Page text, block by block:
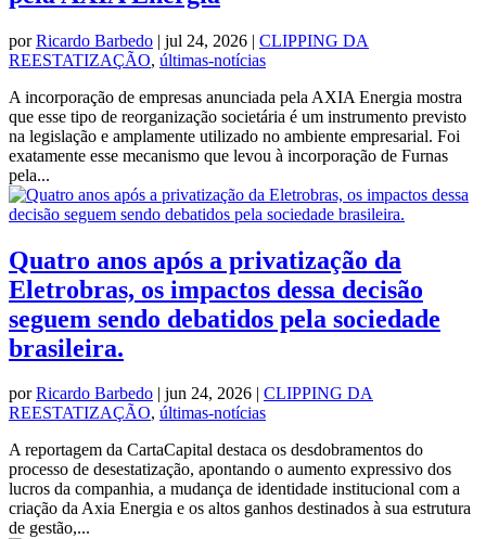
porRicardo Barbedo | jul 24, 2026 | CLIPPING DA
REESTATIZAÇÃO, últimas-notícias
A incorporação de empresas anunciada pela AXIA Energia mostra
que esse tipo de reorganização societária é um instrumento previsto
na legislação e amplamente utilizado no ambiente empresarial. Foi
exatamente esse mecanismo que levou à incorporação de Furnas
pela...
Quatro anos após a privatização da
Eletrobras, os impactos dessa decisão
seguem sendo debatidos pela sociedade
brasileira.
porRicardo Barbedo | jun 24, 2026 | CLIPPING DA
REESTATIZAÇÃO, últimas-notícias
A reportagem da CartaCapital destaca os desdobramentos do
processo de desestatização, apontando o aumento expressivo dos
lucros da companhia, a mudança de identidade institucional com a
criação da Axia Energia e os altos ganhos destinados à sua estrutura
de gestão,...